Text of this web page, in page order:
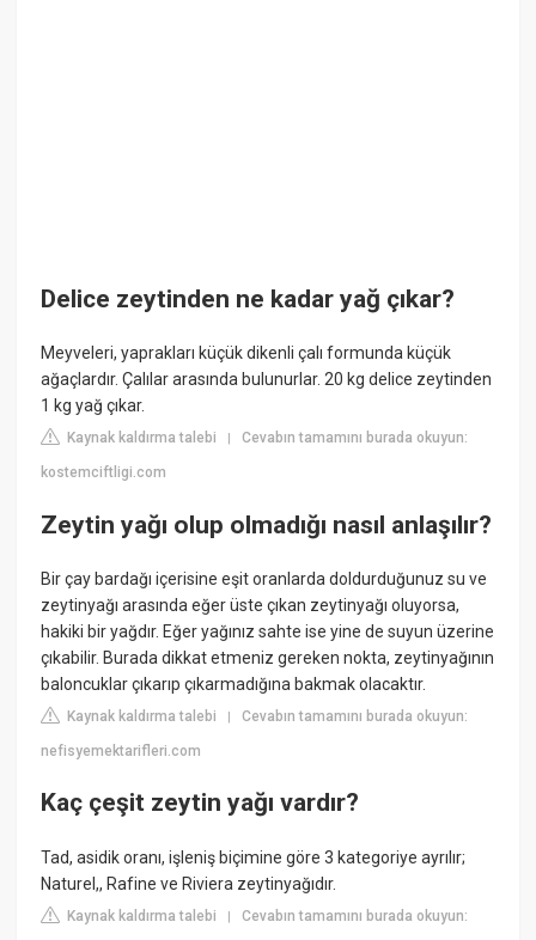
Delice zeytinden ne kadar yağ çıkar?
Meyveleri, yaprakları küçük dikenli çalı formunda küçük
ağaçlardır. Çalılar arasında bulunurlar. 20 kg delice zeytinden
1 kg yağ çıkar.
Kaynak kaldırma talebi |Cevabın tamamını burada okuyun:
kostemciftligi.com
Zeytin yağı olup olmadığı nasıl anlaşılır?
Bir çay bardağı içerisine eşit oranlarda doldurduğunuz su ve
zeytinyağı arasında eğer üste çıkan zeytinyağı oluyorsa,
hakiki bir yağdır. Eğer yağınız sahte ise yine de suyun üzerine
çıkabilir. Burada dikkat etmeniz gereken nokta, zeytinyağının
baloncuklar çıkarıp çıkarmadığına bakmak olacaktır.
Kaynak kaldırma talebi |Cevabın tamamını burada okuyun:
nefisyemektarifleri.com
Kaç çeşit zeytin yağı vardır?
Tad, asidik oranı, işleniş biçimine göre 3 kategoriye ayrılır;
Naturel,, Rafine ve Riviera zeytinyağıdır.
Kaynak kaldırma talebi |Cevabın tamamını burada okuyun: